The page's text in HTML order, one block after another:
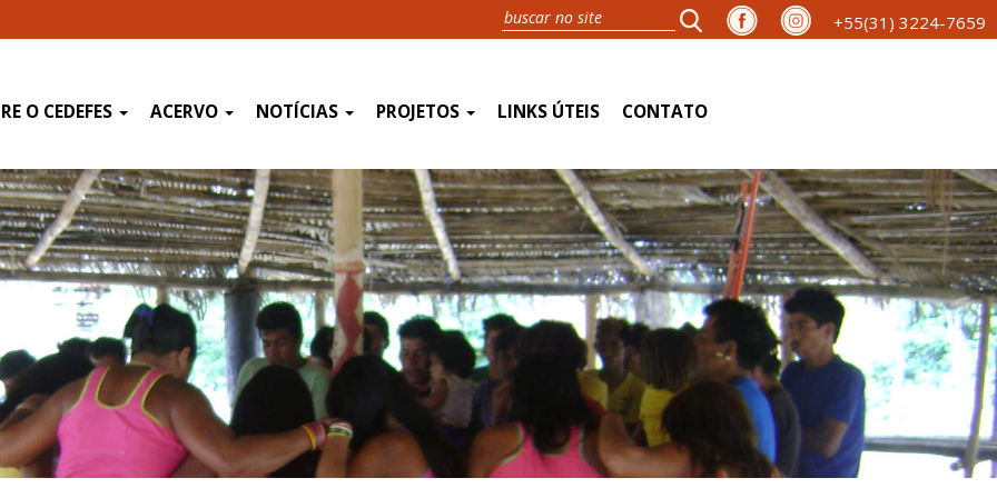
+55(31) 3224-7659
O CEDEFES ACERVO NOTÍCIAS PROJETOS LINKS ÚTEIS CONTATO